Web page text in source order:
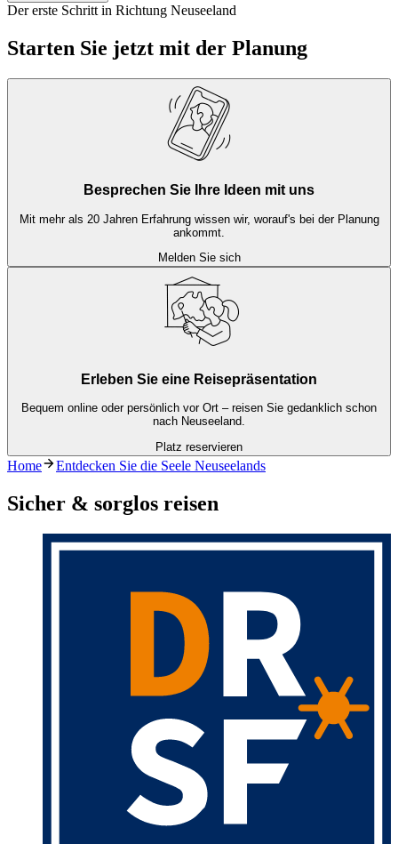
Ja, Neuseeland gilt weltweit als sehr sicheres Reiseland. Sowohl
von Menschen als auch von Tieren haben Sie wenig zu befürchten:
Die Kriminalitätsrate ist niedrig und es gibt keine gefährlichen
Raubtiere.
Der erste Schritt in Richtung Neuseeland
Starten Sie jetzt mit der Planung
Besprechen Sie Ihre Ideen mit uns
Mit mehr als 20 Jahren Erfahrung wissen wir, worauf's bei der Planung
ankommt.
Melden Sie sich
Erleben Sie eine Reisepräsentation
Bequem online oder persönlich vor Ort – reisen Sie gedanklich schon
nach Neuseeland.
Platz reservieren
Home Entdecken Sie die Seele Neuseelands
Sicher & sorglos reisen